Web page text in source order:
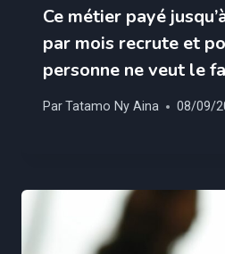
Ce métier payé
par mois recrute et
personne ne veut le
ParTatamo Ny Aina 08/09/